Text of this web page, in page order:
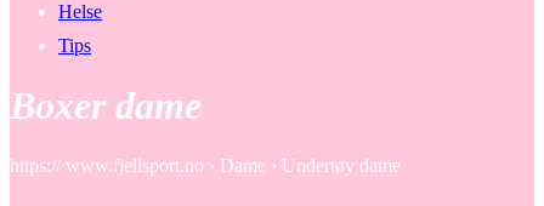
Helse
Tips
Boxer dame
https:// www.fjellsport.no › Dame › Undertøy dame